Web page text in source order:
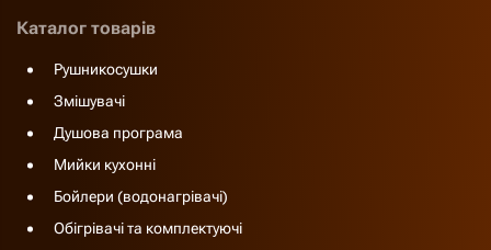
Каталог товарів
Рушникосушки
Змішувачі
Душова програма
Мийки кухонні
Бойлери (водонагрівачі)
Обігрівачі та комплектуючі